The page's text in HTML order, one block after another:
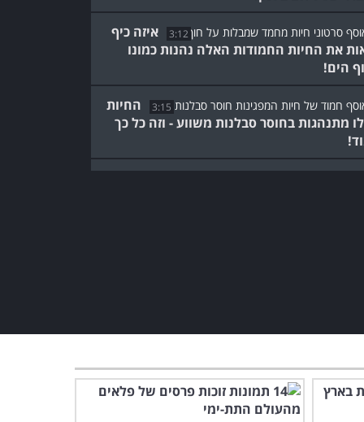
3:12
איזה כיף
את החיות החמודות האלה נהנות כמונו
הים!
3:15
החיות
מתנהגות בחוסר סבלנות משווע - וזה כל כך
2:37
חשק לעשות כושר עם חיית
המחמד שלכם!